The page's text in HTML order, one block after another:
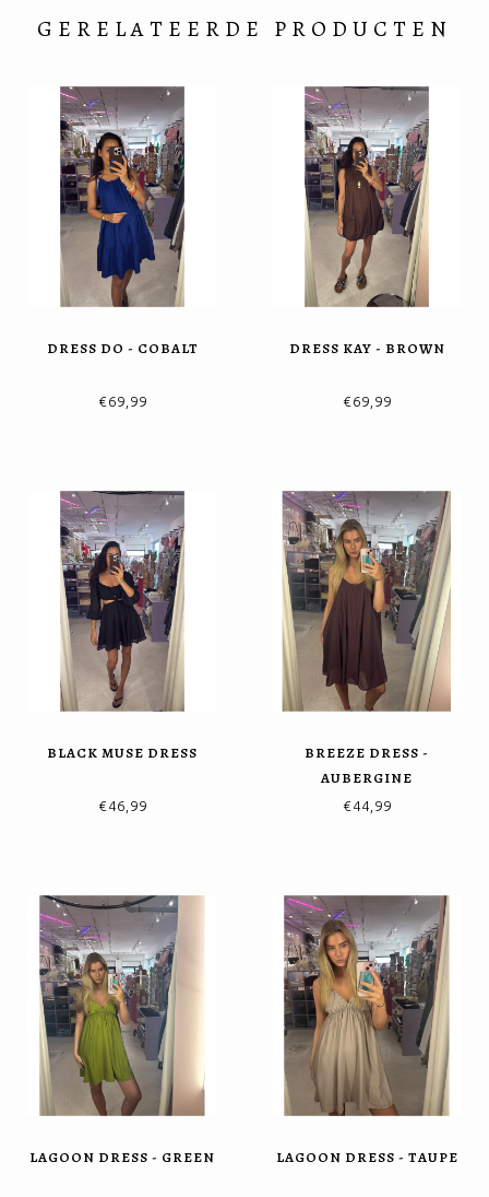
GERELATEERDE PRODUCTEN
DRESS DO - COBALT
€69,99
DRESS KAY - BROWN
€69,99
BLACK MUSE DRESS
€46,99
BREEZE DRESS -
AUBERGINE
€44,99
LAGOON DRESS - GREEN LAGOON DRESS - TAUPE